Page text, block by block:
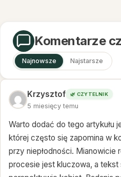
Komentarze
Najnowsze Najstarsze
Krzysztof 🌿 CZYTELNIK
5 miesięcy temu
Warto dodać do tego artykułu
której często się zapomina w
przy niepłodności. Mianowicie
procesie jest kluczowa, a tekst